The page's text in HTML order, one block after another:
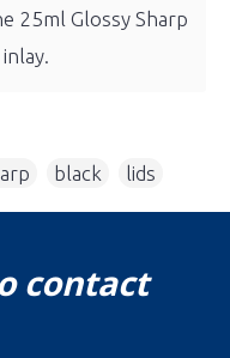
25ml Glossy Sharp
black lids
contact